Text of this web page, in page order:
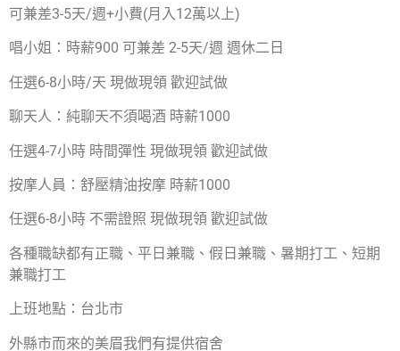
可兼差3-5天/週+小費(月入12萬以上)
唱小姐：時薪900 可兼差 2-5天/週 週休二日
任選6-8小時/天 現做現領 歡迎試做
聊天人：純聊天不須喝酒 時薪1000
任選4-7小時 時間彈性 現做現領 歡迎試做
按摩人員：舒壓精油按摩 時薪1000
任選6-8小時 不需證照 現做現領 歡迎試做
各種職缺都有正職、平日兼職、假日兼職、暑期打工、短期
兼職打工
上班地點：台北市
外縣市而來的美眉我們有提供宿舍